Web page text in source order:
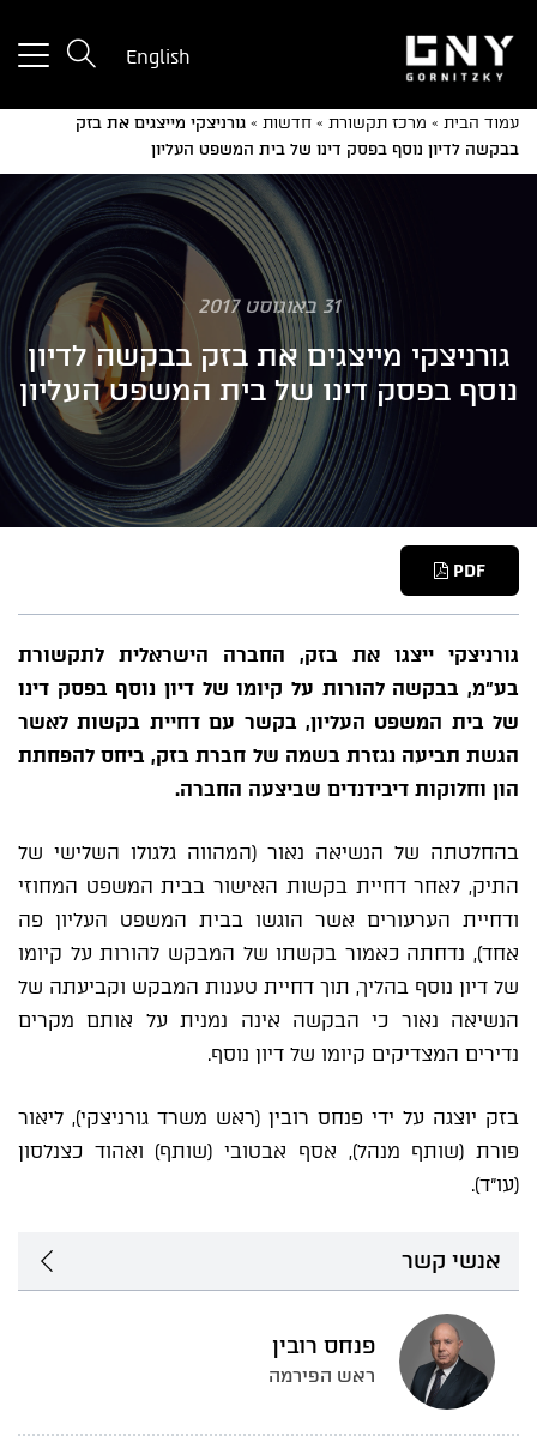
a
English
עמוד הבית » מרכז תקשורת » חדשות » גורניצקי מייצגים את בזק
בבקשה לדיון נוסף בפסק דינו של בית המשפט העליון
31 באוגוסט 2017
גורניצקי מייצגים את בזק בבקשה לדיון
נוסף בפסק דינו של בית המשפט העליון
PDF
גורניצקי ייצגו את בזק, החברה הישראלית לתקשורת
בע"מ, בבקשה להורות על קיומו של דיון נוסף בפסק דינו
של בית המשפט העליון, בקשר עם דחיית בקשות לאשר
הגשת תביעה נגזרת בשמה של חברת בזק, ביחס להפחתת
הון וחלוקות דיבידנדים שביצעה החברה.
בהחלטתה של הנשיאה נאור (המהווה גלגולו השלישי של
התיק, לאחר דחיית בקשות האישור בבית המשפט המחוזי
ודחיית הערעורים אשר הוגשו בבית המשפט העליון פה
אחד), נדחתה כאמור בקשתו של המבקש להורות על קיומו
של דיון נוסף בהליך, תוך דחיית טענות המבקש וקביעתה של
הנשיאה נאור כי הבקשה אינה נמנית על אותם מקרים
נדירים המצדיקים קיומו של דיון נוסף.
בזק יוצגה על ידי פנחס רובין (ראש משרד גורניצקי), ליאור
פורת (שותף מנהל), אסף אבטובי (שותף) ואהוד כצנלסון
(עו"ד).
אנשי קשר
פנחס רובין
ראש הפירמה